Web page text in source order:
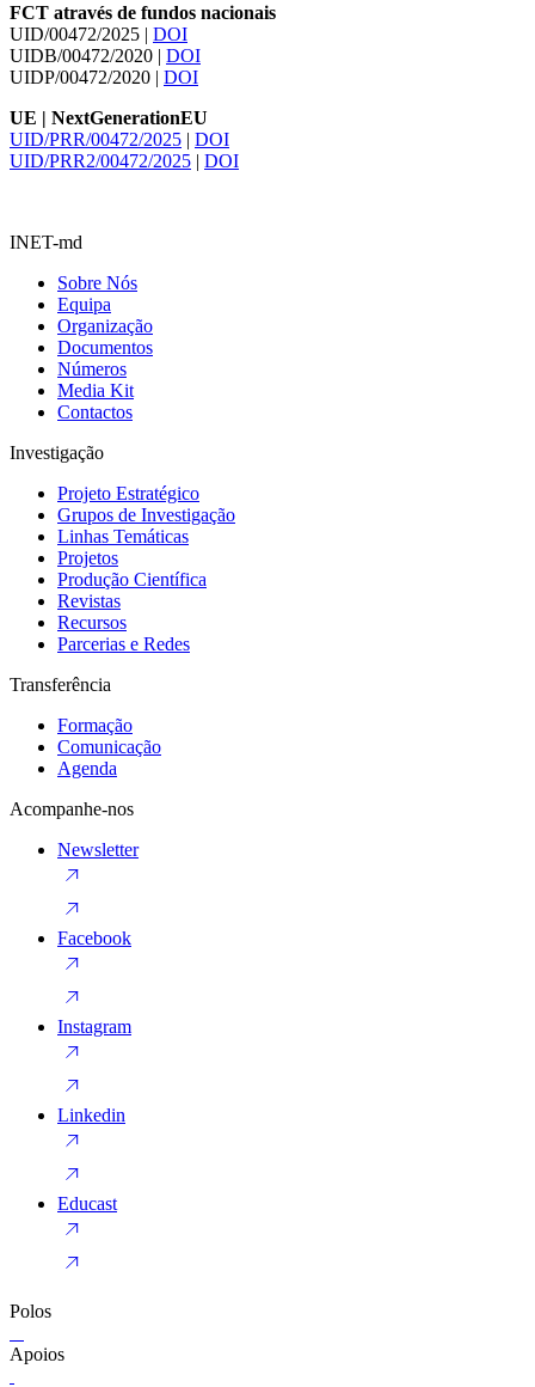
FCT através de fundos nacionais
UID/00472/2025 | DOI
UIDB/00472/2020 | DOI
UIDP/00472/2020 | DOI
UE | NextGenerationEU
UID/PRR/00472/2025 | DOI
UID/PRR2/00472/2025 | DOI
INET-md
Sobre Nós
Equipa
Organização
Documentos
Números
Media Kit
Contactos
Investigação
Projeto Estratégico
Grupos de Investigação
Linhas Temáticas
Projetos
Produção Científica
Revistas
Recursos
Parcerias e Redes
Transferência
Formação
Comunicação
Agenda
Acompanhe-nos
Newsletter
Facebook
Instagram
Linkedin
Educast
Polos
Apoios